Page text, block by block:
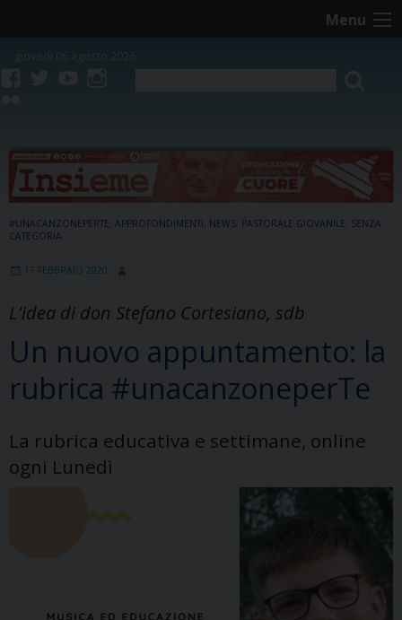
content
Menu
giovedì 06 agosto 2026
#UNACANZONEPERTE APPROFONDIMENTI NEWS PASTORALE GIOVANILE SENZA
CATEGORIA
17 FEBBRAIO 2020
L'idea di don Stefano Cortesiano, sdb
Un nuovo appuntamento: la
rubrica #unacanzoneperTe
La rubrica educativa e settimane, online
ogni Lunedì